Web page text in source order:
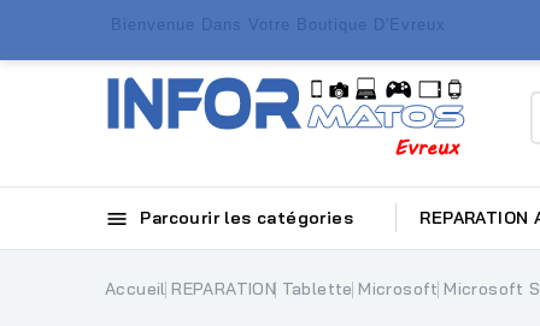
Bienvenue Dans Votre Boutique D'Evreux
 Parcourir les catégories REPARATION
Accueil REPARATION Tablette Microsoft Microsoft